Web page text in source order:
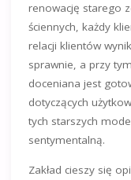
renowację starego
ściennych, każdy
relacji klientów
sprawnie, a przy
doceniana jest
dotyczących
tych starszych
sentymentalną.
Zakład cieszy się